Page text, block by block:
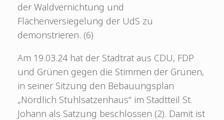
der Waldvernichtung und
Flächenversiegelung der UdS zu
demonstrieren. (6)
Am 19.03.24 hat der Stadtrat aus CDU, FDP
und Grünen gegen die Stimmen der Grünen,
in seiner Sitzung den Bebauungsplan
„Nördlich Stuhlsatzenhaus“ im Stadtteil St.
Johann als Satzung beschlossen (2). Damit ist